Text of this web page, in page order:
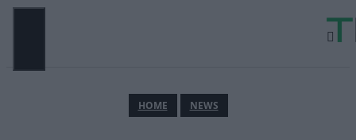
Μετάβαση
ΗΟΜΕ NEWS